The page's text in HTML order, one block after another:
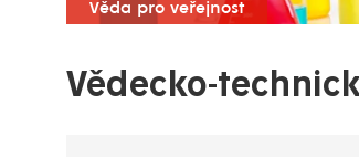
Věda pro veřejnost
Vědecko-